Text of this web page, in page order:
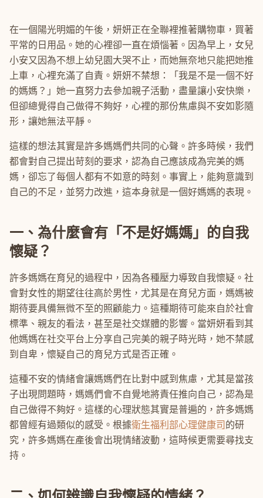
在一個陽光明媚的午後，妍妍正在全聯裡推著購物車，買著
平常的日用品。她的心裡卻一直在煩惱著。因為早上，女兒
小安又因為不想上幼兒園大哭不止，而她無奈地只能把她推
上車，心裡充滿了自責。妍妍不禁想：「我是不是一個不好
的媽媽？」她一直努力去參加親子活動，盡量讓小安快樂，
但卻總覺得自己做得不夠好，心裡的那份焦慮與不安如影隨
形，讓她無法平靜。
這樣的想法其實是許多媽媽們共同的心聲。許多時候，我們
都會對自己提出苛刻的要求，認為自己應該成為完美的媽
媽，卻忘了每個人都有不如意的時刻。事實上，能夠意識到
自己的不足，並努力改進，這本身就是一個好媽媽的表現。
一、為什麼會有「不是好媽媽」的自我
懷疑？
許多媽媽在育兒的過程中，因為各種壓力導致自我懷疑。社
會對女性的期望往往高於男性，尤其是在育兒方面，媽媽被
期待要具備無微不至的照顧能力。這種期待可能來自於社會
標準、親友的看法，甚至是社交媒體的影響。當妍妍看到其
他媽媽在社交平台上分享自己完美的親子時光時，她不禁感
到自卑，懷疑自己的育兒方式是否正確。
這種不安的情緒會讓媽媽們在比對中感到焦慮，尤其是當孩
子出現問題時，媽媽們會不自覺地將責任推向自己，認為是
自己做得不夠好。這樣的心理狀態其實是普遍的，許多媽媽
都曾經有過類似的感受。根據衛生福利部心理健康司 的研
究，許多媽媽在產後會出現情緒波動，這時候更需要尋找支
持。